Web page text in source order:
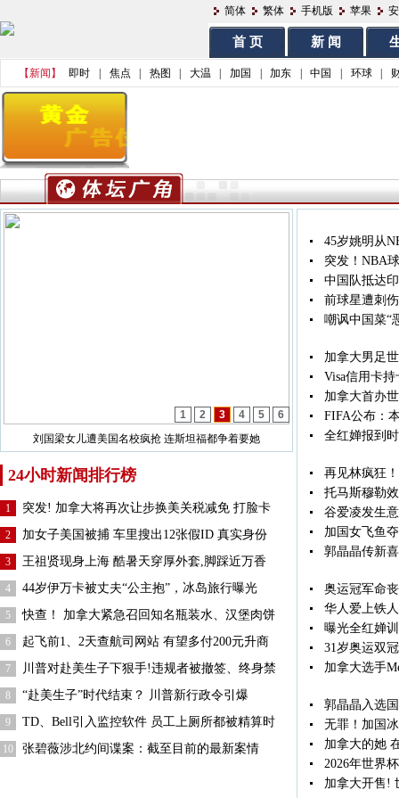
简体 繁体 手机版 苹果
首 页 新 闻
【新闻】 即时 焦点 热图 大温 加国 加东 中国 环球
1 2 3 4 5
6
刘国梁女儿遭美国名校疯抢 连斯坦福都争着要她
24小时新闻排行榜
1 突发! 加拿大将再次让步换美关税减免 打脸卡
2 加女子美国被捕 车里搜出12张假ID 真实身份
3 王祖贤现身上海 酷暑天穿厚外套,脚踩近万香
4 44岁伊万卡被丈夫“公主抱”，冰岛旅行曝光
5 快查！ 加拿大紧急召回知名瓶装水、汉堡肉饼
6 起飞前1、2天查航司网站 有望多付200元升商
7 川普对赴美生子下狠手!违规者被撤签、终身禁
8 “赴美生子”时代结束？ 川普新行政令引爆
9 TD、Bell引入监控软件 员工上厕所都被精算时
10 张碧薇涉北约间谍案：截至目前的最新案情
45岁姚明从
突发！NBA
中国队抵达
前球星遭刺
嘲讽中国菜“
加拿大男足
Visa信用卡
加拿大首办
FIFA公布：
全红婵报到
再见林疯狂
托马斯穆勒
谷爱凌发生
加国女飞鱼
郭晶晶传新
奥运冠军命
华人爱上铁
曝光全红婵
31岁奥运双
加拿大选手
郭晶晶入选
无罪！加国
加拿大的她
2026年世界
加拿大开售!